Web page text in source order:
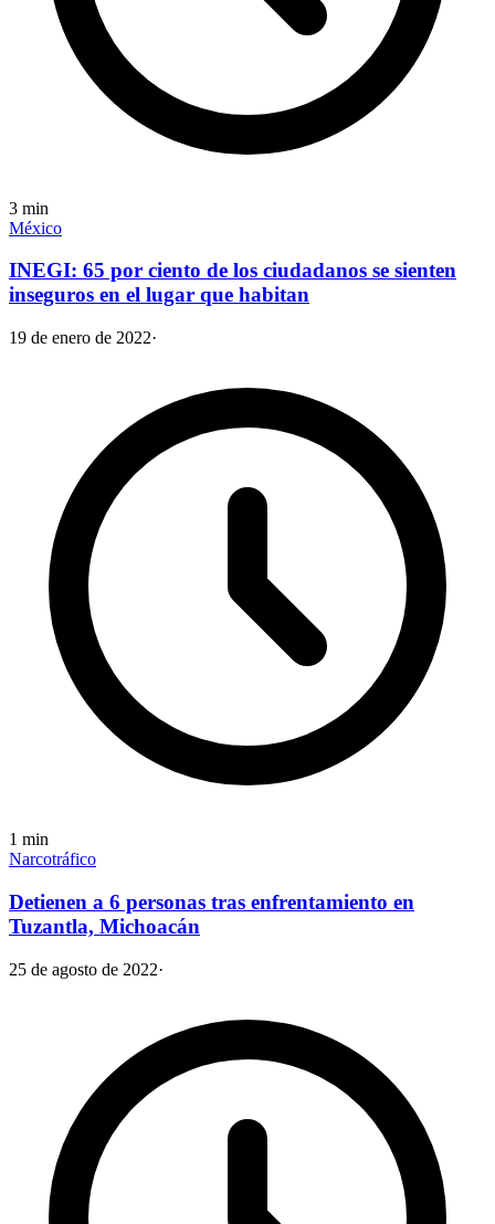
3 min
México
INEGI: 65 por ciento de los ciudadanos se sienten
inseguros en el lugar que habitan
19 de enero de 2022·
1 min
Narcotráfico
Detienen a 6 personas tras enfrentamiento en
Tuzantla, Michoacán
25 de agosto de 2022·